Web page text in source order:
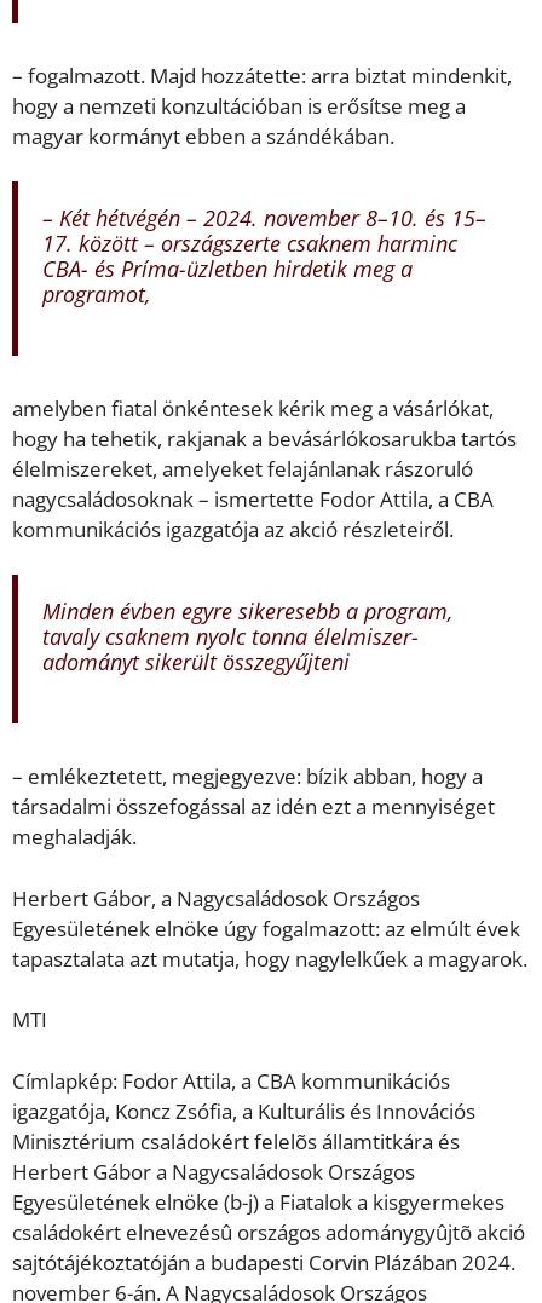
– fogalmazott. Majd hozzátette: arra biztat mindenkit,
hogy a nemzeti konzultációban is erősítse meg a
magyar kormányt ebben a szándékában.
– Két hétvégén – 2024. november 8–10. és 15–
17. között – országszerte csaknem harminc
CBA- és Príma-üzletben hirdetik meg a
programot,
amelyben fiatal önkéntesek kérik meg a vásárlókat,
hogy ha tehetik, rakjanak a bevásárlókosarukba tartós
élelmiszereket, amelyeket felajánlanak rászoruló
nagycsaládosoknak – ismertette Fodor Attila, a CBA
kommunikációs igazgatója az akció részleteiről.
Minden évben egyre sikeresebb a program,
tavaly csaknem nyolc tonna élelmiszer-
adományt sikerült összegyűjteni
– emlékeztetett, megjegyezve: bízik abban, hogy a
társadalmi összefogással az idén ezt a mennyiséget
meghaladják.
Herbert Gábor, a Nagycsaládosok Országos
Egyesületének elnöke úgy fogalmazott: az elmúlt évek
tapasztalata azt mutatja, hogy nagylelkűek a magyarok.
MTI
Címlapkép: Fodor Attila, a CBA kommunikációs
igazgatója, Koncz Zsófia, a Kulturális és Innovációs
Minisztérium családokért felelõs államtitkára és
Herbert Gábor a Nagycsaládosok Országos
Egyesületének elnöke (b-j) a Fiatalok a kisgyermekes
családokért elnevezésû országos adománygyûjtõ akció
sajtótájékoztatóján a budapesti Corvin Plázában 2024.
november 6-án. A Nagycsaládosok Országos